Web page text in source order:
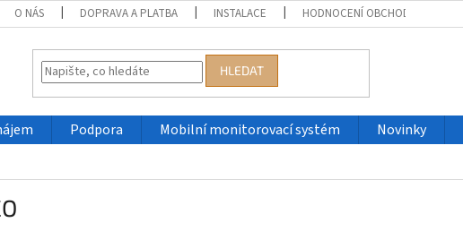
O NÁS DOPRAVA A PLATBA INSTALACE HODNOCENÍ OBCHODU
HLEDAT
Podpora Mobilní monitorovací systém Novinky